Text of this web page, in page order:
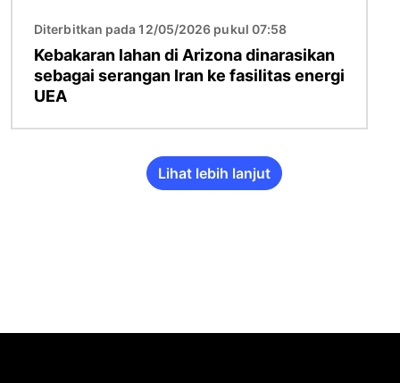
Diterbitkan pada 12/05/2026 pukul 07:58
Kebakaran lahan di Arizona dinarasikan
sebagai serangan Iran ke fasilitas energi
UEA
Lihat lebih lanjut